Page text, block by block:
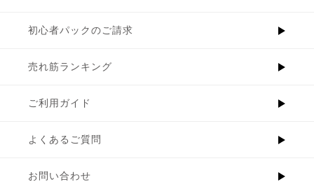
初心者パックのご請求
売れ筋ランキング
ご利用ガイド
よくあるご質問
お問い合わせ